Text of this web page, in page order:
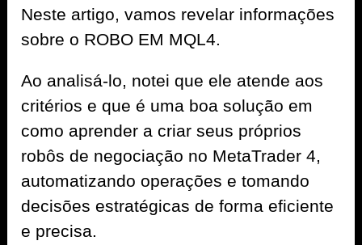
Neste artigo, vamos revelar informações
sobre o ROBO EM MQL4.
Ao analisá-lo, notei que ele atende aos
critérios e que é uma boa solução em
como aprender a criar seus próprios
robôs de negociação no MetaTrader 4,
automatizando operações e tomando
decisões estratégicas de forma eficiente
e precisa.